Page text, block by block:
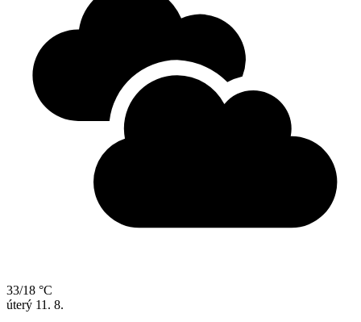
33/18 °C
úterý 11. 8.